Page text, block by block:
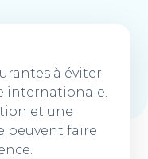
à éviter
internationale.
et une
peuvent faire